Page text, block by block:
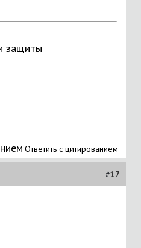
защиты
Ответить с цитированием
#17